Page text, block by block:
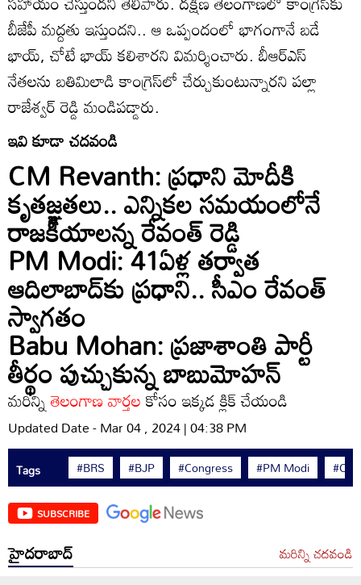
బీజేపీ మద్దతు ఇస్తుందని.. ఆ ఒప్పందంలో భాగంగానే బడే
భాయ్, చోటే భాయ్ కలిశారని విమర్శించారు. బీఆర్ఎస్
నేతలను బతిమిలాడి కాంగ్రెస్‌లో చేర్చుకుంటున్నారని పల్లా
రాజేశ్వర్ రెడ్డి మండిపడ్డారు.
ఇవి కూడా చదవండి
CM Revanth: ప్రధాని మోదీకి
కృతజ్ఞతలు.. ఎన్నికల సమయంలోనే
రాజకీయాలన్న రేవంత్ రెడ్డి
PM Modi: 41ఏళ్ల తర్వాత
ఆదిలాబాద్‌కు ప్రధాని.. సీఎం రేవంత్
స్వాగతం
Babu Mohan: ప్రజాశాంతి పార్టీ
తీర్థం పుచ్చుకున్న బాబుమోహన్
మరిన్నితెలంగాణ వార్తలకోసం ఇక్కడ క్లిక్ చేయండి
Updated Date - Mar 04 , 2024 | 04:38 PM
Tags #BRS #BJP #Congress #PM Modi #CM
SUBSCRIBE
హైదరాబాద్ మరిన్ని చదవండి